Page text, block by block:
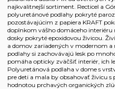
najkvalitnejší sortiment. Recticel a
polyuretánové podlahy pokryté
pozostávajúcim z papiera KRAFT
doplnkom vášho domáceho interiéru
dosky pokryté epoxidovou živicou.
a domov zariadených v modernom
podlahy si zachovávajú lesk po
pomáha opticky zväčšiť interiér, ich
Polyuretánová podlaha v dome s
pre deti a mala by obsahovať živicu
hodnotou prchavých organických